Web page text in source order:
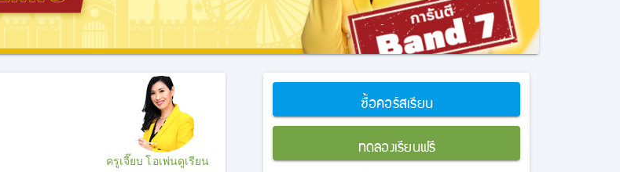
ครูเจี๊ยบ โอเพ่นดูเรียน
ซื้อคอร์สเรียน
ทดลองเรียนฟรี